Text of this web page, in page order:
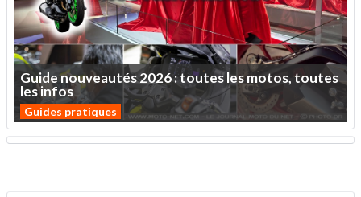
Guidenouveautés2026:touteslesmotos,toutes
lesinfos
Guides pratiques